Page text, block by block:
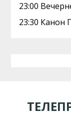
23:00
23:30 Канон